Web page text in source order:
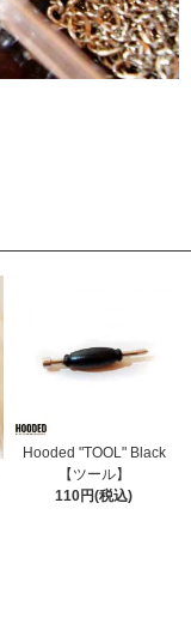
Hooded "TOOL" Black
【ツール】
110円(税込)